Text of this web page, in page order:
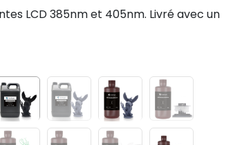
LCD 385nm et 405nm. Livré avec un